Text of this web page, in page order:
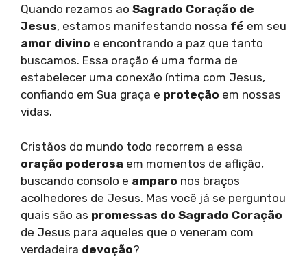
Quando rezamos ao Sagrado Coração de
Jesus, estamos manifestando nossa fé em seu
amor divino e encontrando a paz que tanto
buscamos. Essa oração é uma forma de
estabelecer uma conexão íntima com Jesus,
confiando em Sua graça e proteção em nossas
vidas.
Cristãos do mundo todo recorrem a essa
oração poderosa em momentos de aflição,
buscando consolo e amparo nos braços
acolhedores de Jesus. Mas você já se perguntou
quais são as promessas do Sagrado Coração
de Jesus para aqueles que o veneram com
verdadeira devoção?